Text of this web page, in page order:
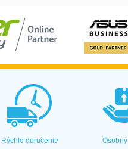
Rýchle doručenie